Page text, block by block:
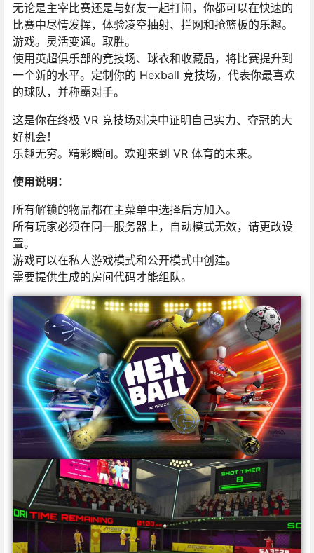
无论是主宰比赛还是与好友一起打闹，你都可以在快速的
比赛中尽情发挥，体验凌空抽射、拦网和抢篮板的乐趣。
游戏。灵活变通。取胜。
使用英超俱乐部的竞技场、球衣和收藏品，将比赛提升到
一个新的水平。定制你的 Hexball 竞技场，代表你最喜欢
的球队，并称霸对手。
这是你在终极 VR 竞技场对决中证明自己实力、夺冠的大
好机会！
乐趣无穷。精彩瞬间。欢迎来到 VR 体育的未来。
使用说明：
所有解锁的物品都在主菜单中选择后方加入。
所有玩家必须在同一服务器上，自动模式无效，请更改设
置。
游戏可以在私人游戏模式和公开模式中创建。
需要提供生成的房间代码才能组队。